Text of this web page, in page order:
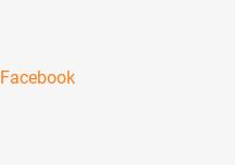
Facebook